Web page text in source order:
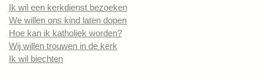
Ik wil een kerkdienst bezoeken
We willen ons kind laten dopen
Hoe kan ik katholiek worden?
Wij willen trouwen in de kerk
Ik wil biechten